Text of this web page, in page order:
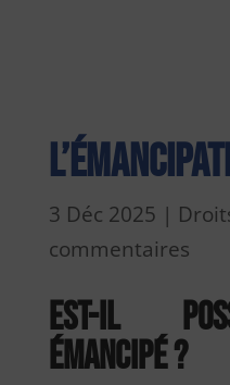
3 Déc 2025 |
commentaires
Est-il
émancipé ?